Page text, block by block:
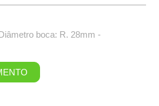
boca: R. 28mm -